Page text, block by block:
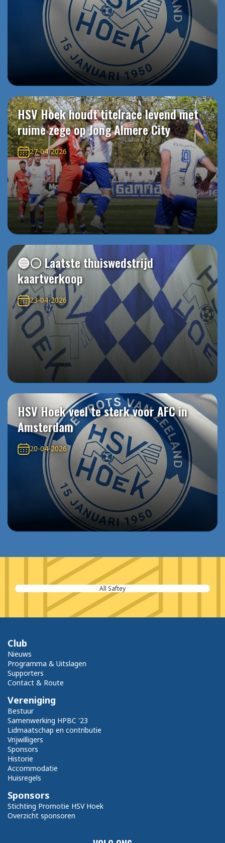
HSV Hoek houdt titelrace levend met
ruime zege op Jong Almere City
27-04-2026
🔵⚪️ Laatste thuiswedstrijd
kaartverkoop
23-04-2026
HSV Hoek veel te sterk voor AFC in
Amsterdam
20-04-2026
All Saftey
Club
Nieuws
Programma & Uitslagen
Supporters
Contact & Route
Vereniging
Bestuur
Samenwerking HPBC '23
Lidmaatschap en contributie
Vrijwilligers
Sponsors
Historie
Accommodatie
Huisregels
Sponsors
Stichting Promotie HSV Hoek
Overzicht sponsoren